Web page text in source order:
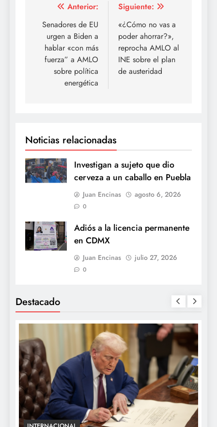
Navegación
de
entradas
Anterior:
Senadores de EU
urgen a Biden a
hablar «con más
fuerza” a AMLO
sobre política
energética
Siguiente:
«¿Cómo no vas a
poder ahorrar?»,
reprocha AMLO al
INE sobre el plan
de austeridad
Noticias relacionadas
Investigan a sujeto que dio
cerveza a un caballo en Puebla
Juan Encinas agosto 6, 2026
0
Adiós a la licencia permanente
en CDMX
Juan Encinas julio 27, 2026
0
Destacado